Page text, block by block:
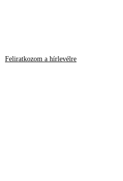
Feliratkozom a hírlevélre